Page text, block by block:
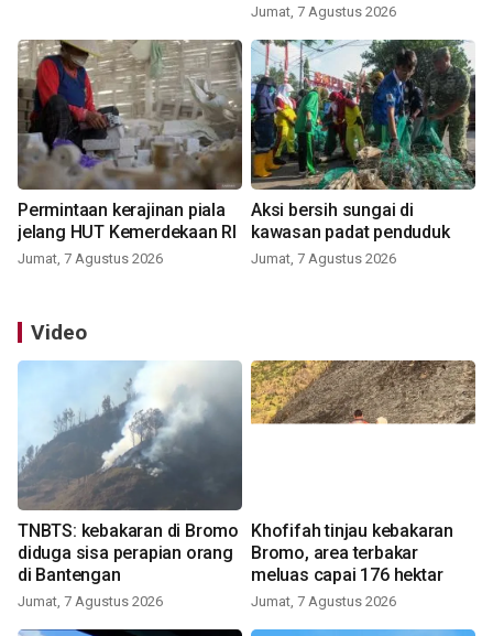
Jumat, 7 Agustus 2026
Permintaan kerajinan piala
jelang HUT Kemerdekaan RI
Jumat, 7 Agustus 2026
Aksi bersih sungai di
kawasan padat penduduk
Jumat, 7 Agustus 2026
Video
TNBTS: kebakaran di Bromo
diduga sisa perapian orang
di Bantengan
Jumat, 7 Agustus 2026
Khofifah tinjau kebakaran
Bromo, area terbakar
meluas capai 176 hektar
Jumat, 7 Agustus 2026